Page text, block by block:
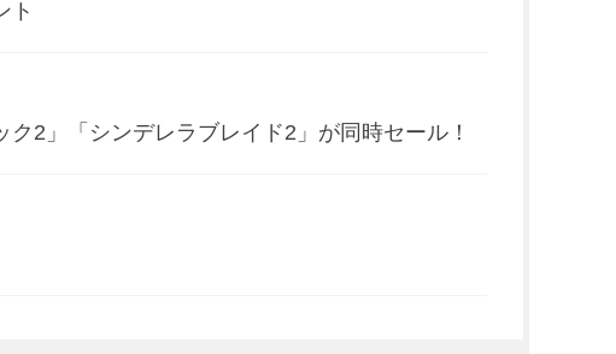
ト
2」「シンデレラブレイド2」が同時セール！